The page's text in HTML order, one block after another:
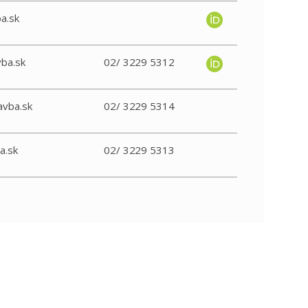
02/ 3229 5312
02/ 3229 5314
02/ 3229 5313